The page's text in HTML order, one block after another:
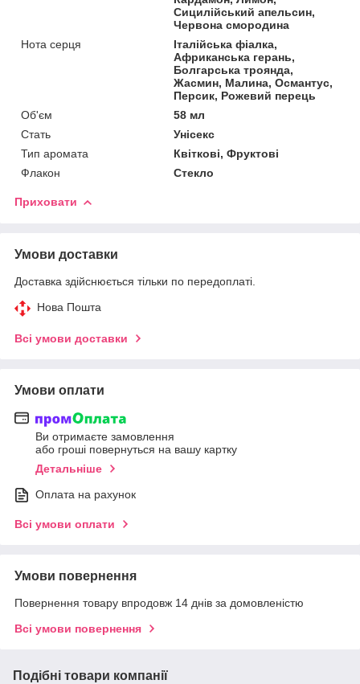
Сицилійський апельсин,
Червона смородина
Нота серця
Італійська фіалка,
Африканська герань,
Болгарська троянда,
Жасмин, Малина, Османтус,
Персик, Рожевий перець
Об'єм
58 мл
Стать
Унісекс
Тип аромата
Квіткові, Фруктові
Флакон
Стекло
Приховати
Умови доставки
Доставка здійснюється тільки по передоплаті.
Нова Пошта
Всі умови доставки
Умови оплати
Ви отримаєте замовлення
або гроші повернуться на вашу картку
Детальніше
Оплата на рахунок
Всі умови оплати
Умови повернення
Повернення товару впродовж 14 днів за домовленістю
Всі умови повернення
Подібні товари компанії